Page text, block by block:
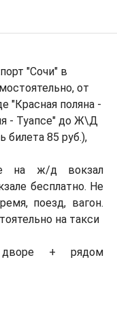
"Сочи" в
от
"Красная поляна -
- Туапсе" до Ж\Д
билета 85 руб.),
на ж/д вокзал
бесплатно. Не
поезд, вагон.
на такси
+ рядом